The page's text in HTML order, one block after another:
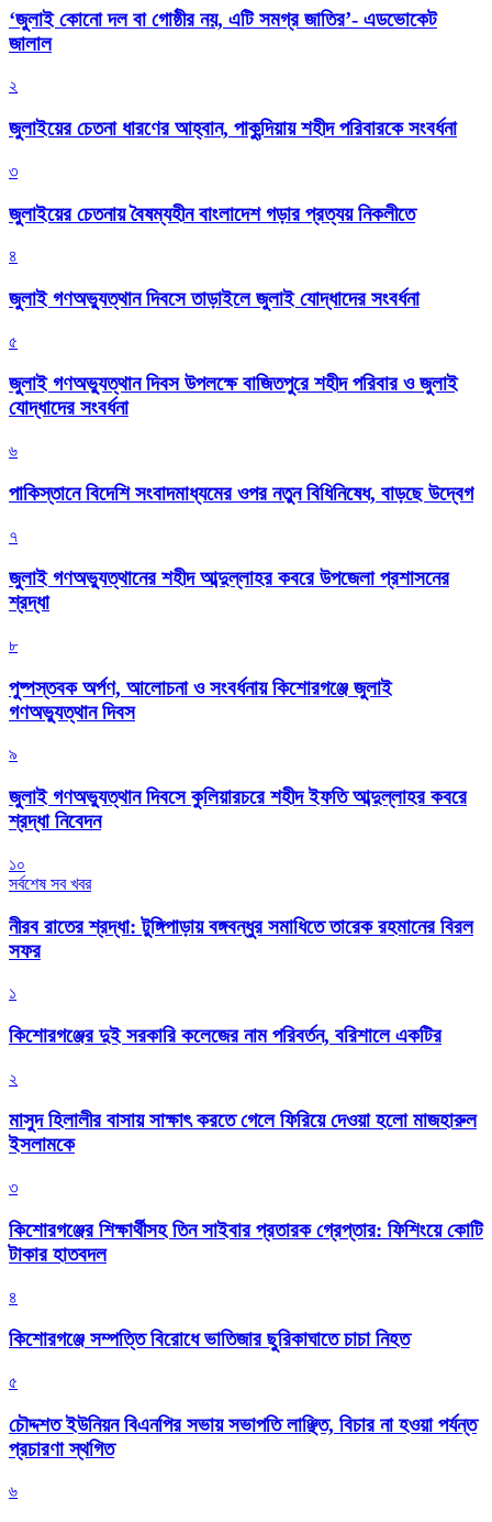
‘জুলাই কোনো দল বা গোষ্ঠীর নয়, এটি সমগ্র জাতির’- এডভোকেট
জালাল
২
জুলাইয়ের চেতনা ধারণের আহ্বান, পাকুন্দিয়ায় শহীদ পরিবারকে সংবর্ধনা
৩
জুলাইয়ের চেতনায় বৈষম্যহীন বাংলাদেশ গড়ার প্রত্যয় নিকলীতে
৪
জুলাই গণঅভ্যুত্থান দিবসে তাড়াইলে জুলাই যোদ্ধাদের সংবর্ধনা
৫
জুলাই গণঅভ্যুত্থান দিবস উপলক্ষে বাজিতপুরে শহীদ পরিবার ও জুলাই
যোদ্ধাদের সংবর্ধনা
৬
পাকিস্তানে বিদেশি সংবাদমাধ্যমের ওপর নতুন বিধিনিষেধ, বাড়ছে উদ্বেগ
৭
জুলাই গণঅভ্যুত্থানের শহীদ আব্দুল্লাহর কবরে উপজেলা প্রশাসনের
শ্রদ্ধা
৮
পুষ্পস্তবক অর্পণ, আলোচনা ও সংবর্ধনায় কিশোরগঞ্জে জুলাই
গণঅভ্যুত্থান দিবস
৯
জুলাই গণঅভ্যুত্থান দিবসে কুলিয়ারচরে শহীদ ইফতি আব্দুল্লাহর কবরে
শ্রদ্ধা নিবেদন
১০
সর্বশেষ সব খবর
নীরব রাতের শ্রদ্ধা: টুঙ্গিপাড়ায় বঙ্গবন্ধুর সমাধিতে তারেক রহমানের বিরল
সফর
১
কিশোরগঞ্জের দুই সরকারি কলেজের নাম পরিবর্তন, বরিশালে একটির
২
মাসুদ হিলালীর বাসায় সাক্ষাৎ করতে গেলে ফিরিয়ে দেওয়া হলো মাজহারুল
ইসলামকে
৩
কিশোরগঞ্জের শিক্ষার্থীসহ তিন সাইবার প্রতারক গ্রেপ্তার: ফিশিংয়ে কোটি
টাকার হাতবদল
৪
কিশোরগঞ্জে সম্পত্তি বিরোধে ভাতিজার ছুরিকাঘাতে চাচা নিহত
৫
চৌদ্দশত ইউনিয়ন বিএনপির সভায় সভাপতি লাঞ্ছিত, বিচার না হওয়া পর্যন্ত
প্রচারণা স্থগিত
৬